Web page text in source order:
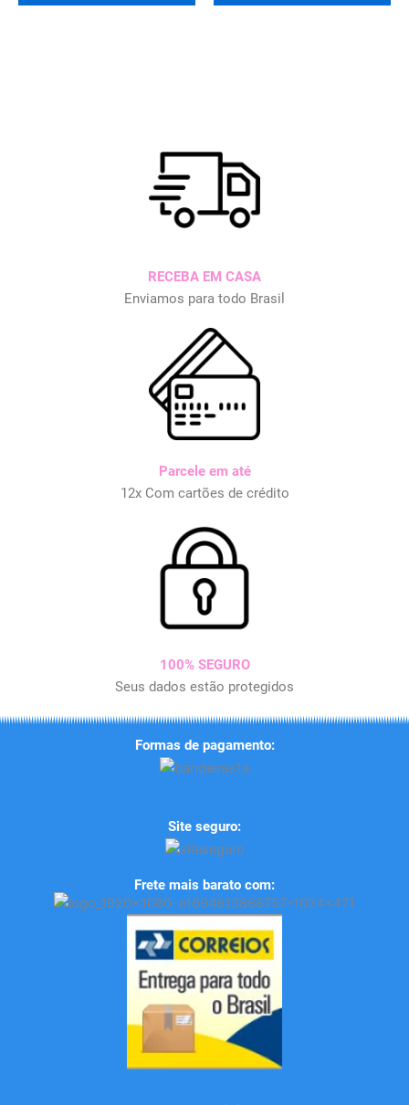
RECEBA EM CASA
Enviamos para todo Brasil
Parcele em até
12x Com cartões de crédito
100% SEGURO
Seus dados estão protegidos
Formas de pagamento:
Site seguro:
Frete mais barato com: